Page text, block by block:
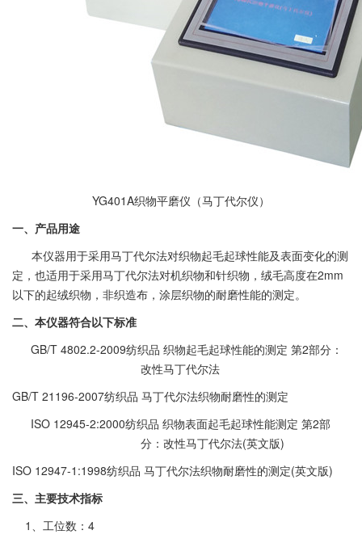
YG401A织物平磨仪（马丁代尔仪）
一、 产品用途
本仪器用于采用马丁代尔法对织物起毛起球性能及表面变化的测
定，也适用于采用马丁代尔法对机织物和针织物，绒毛高度在2mm
以下的起绒织物，非织造布，涂层织物的耐磨性能的测定。
二、 本仪器符合以下标准
GB/T 4802.2-2009纺织品 织物起毛起球性能的测定 第2部分：
改性马丁代尔法
GB/T 21196-2007纺织品 马丁代尔法织物耐磨性的测定
ISO 12945-2:2000纺织品 织物表面起毛起球性能测定 第2部
分：改性马丁代尔法(英文版)
ISO 12947-1:1998纺织品 马丁代尔法织物耐磨性的测定(英文版)
三、主要技术指标
1、工位数：4